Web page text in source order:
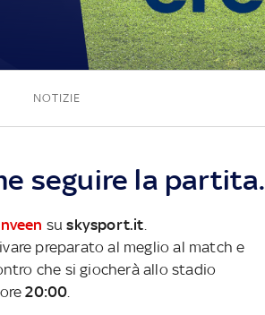
3 - 0
NOTIZIE
seguire la partita.
suskysport.it
preparato al meglio al match e
che si giocherà allo stadio
20:00